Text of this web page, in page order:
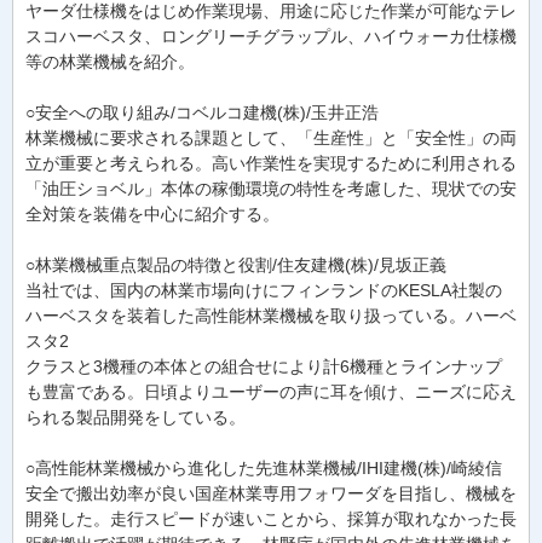
ヤーダ仕様機をはじめ作業現場、用途に応じた作業が可能なテレ
スコハーベスタ、ロングリーチグラップル、ハイウォーカ仕様機
等の林業機械を紹介。
○安全への取り組み/コベルコ建機(株)/玉井正浩
林業機械に要求される課題として、「生産性」と「安全性」の両
立が重要と考えられる。高い作業性を実現するために利用される
「油圧ショベル」本体の稼働環境の特性を考慮した、現状での安
全対策を装備を中心に紹介する。
○林業機械重点製品の特徴と役割/住友建機(株)/見坂正義
当社では、国内の林業市場向けにフィンランドのKESLA社製の
ハーベスタを装着した高性能林業機械を取り扱っている。ハーベ
スタ2
クラスと3機種の本体との組合せにより計6機種とラインナップ
も豊富である。日頃よりユーザーの声に耳を傾け、ニーズに応え
られる製品開発をしている。
○高性能林業機械から進化した先進林業機械/IHI建機(株)/崎綾信
安全で搬出効率が良い国産林業専用フォワーダを目指し、機械を
開発した。走行スピードが速いことから、採算が取れなかった長